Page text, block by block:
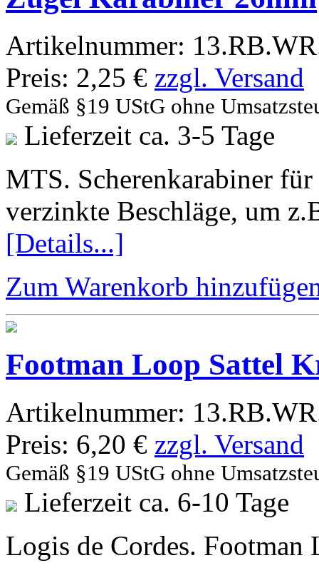
Artikelnummer:
Preis: 2,25 € zzgl. Versand
Gemäß §19 UStG ohne
Lieferzeit ca. 3-5 Tage
MTS. Scherenkarabiner
verzinkte Beschläge, um
[Details...]
Zum Warenkorb
Footman Loop Sattel
Artikelnummer:
Preis: 6,20 € zzgl. Versand
Gemäß §19 UStG ohne
Lieferzeit ca. 6-10 Tage
Logis de Cordes. Footman